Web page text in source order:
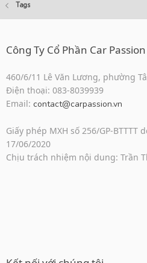
Tags
Công Ty Cổ Phần Car Passion
460/6/11 Lê Văn Lương, phường
Điện thoại: 083-8039939
Email: contact@carpassion.vn
Giấy phép MXH số 256/GP-BTTTT
17/06/2020
Chịu trách nhiệm nội dung: Trần